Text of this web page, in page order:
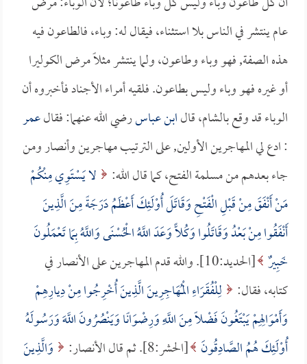
عام ينتشر في الناس بلا استثناء، فيقال له: وباء، فالطاعون فيه
هذه الصفة, فهو وباء وطاعون، ولما ينتشر مثلاً مرض الكوليرا
أو غيره فهو وباء وليس بطاعون. فلقيه أمراء الأجناد فأخبروه أن
الوباء قد وقع بالشام، قالابن عباسرضي الله عنهما: فقالعمر
: ادع لي المهاجرين الأولين, على الترتيب مهاجرين وأنصار ومن
جاء بعدهم من مسلمة الفتح، كما قال الله:
لا يَسْتَوِي مِنْكُمْ
مَنْ أَنْفَقَ مِنْ قَبْلِ الْفَتْحِ وَقَاتَلَ أُوْلَئِكَ أَعْظَمُ دَرَجَةً مِنَ الَّذِينَ
أَنْفَقُوا مِنْ بَعْدُ وَقَاتَلُوا وَكُلًّا وَعَدَ اللَّهُ الْحُسْنَى وَاللَّهُ بِمَا تَعْمَلُونَ
خَبِيرٌ
[الحديد:10]. والله قدم المهاجرين على الأنصار في
كتابه، فقال:
لِلْفُقَرَاءِ الْمُهَاجِرِينَ الَّذِينَ أُخْرِجُوا مِنْ دِيارِهِمْ
وَأَمْوَالِهِمْ يَبْتَغُونَ فَضْلًا مِنَ اللَّهِ وَرِضْوَانًا وَيَنْصُرُونَ اللَّهَ وَرَسُولَهُ
أُوْلَئِكَ هُمُ الصَّادِقُونَ [الحشر:8]. ثم قال الأنصار:
وَالَّذِينَ